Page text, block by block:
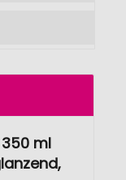
ml